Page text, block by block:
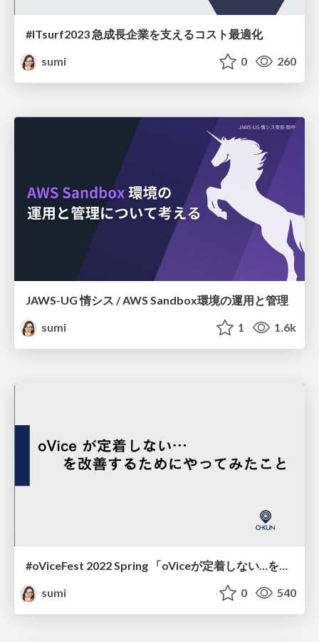
#ITsurf2023 急成長企業を支えるコスト最適化
sumi
0 260
JAWS-UG 情シス / AWS Sandbox環境の運用と管理
sumi
1 1.6k
#oViceFest 2022 Spring 「oViceが定着しない…を解消するためにやってみたこと」
sumi
0 540